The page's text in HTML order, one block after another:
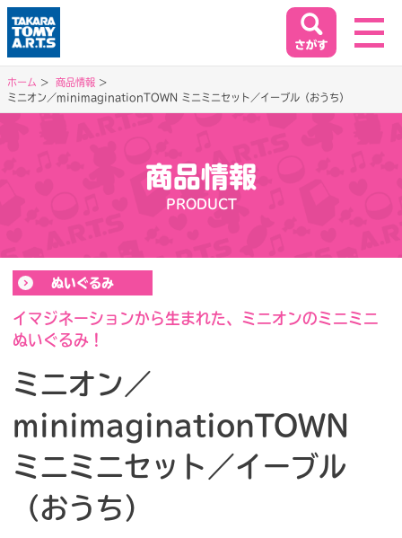
ホーム
イベント&キャンペーン
EVENT&CAMPAIGN
SUPPORT
プレスリリース
閉じる
ホーム
商品情報
ミニオン／minimaginationTOWN ミニミニセット／イーブル（おうち）
商品情報
PRODUCT
ぬいぐるみ
イマジネーションから生まれた、ミニオンのミニミニ
ぬいぐるみ！
ミニオン／
minimaginationTOWN
ミニミニセット／イーブル
（おうち）